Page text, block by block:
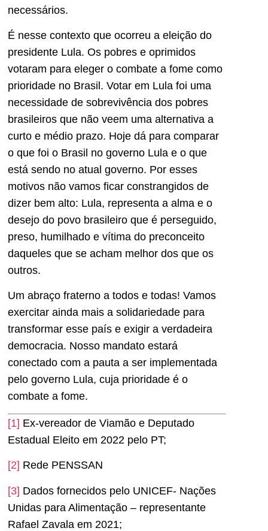
necessários.
É nesse contexto que ocorreu a eleição do
presidente Lula. Os pobres e oprimidos
votaram para eleger o combate a fome como
prioridade no Brasil. Votar em Lula foi uma
necessidade de sobrevivência dos pobres
brasileiros que não veem uma alternativa a
curto e médio prazo. Hoje dá para comparar
o que foi o Brasil no governo Lula e o que
está sendo no atual governo. Por esses
motivos não vamos ficar constrangidos de
dizer bem alto: Lula, representa a alma e o
desejo do povo brasileiro que é perseguido,
preso, humilhado e vítima do preconceito
daqueles que se acham melhor dos que os
outros.
Um abraço fraterno a todos e todas! Vamos
exercitar ainda mais a solidariedade para
transformar esse país e exigir a verdadeira
democracia. Nosso mandato estará
conectado com a pauta a ser implementada
pelo governo Lula, cuja prioridade é o
combate a fome.
[1] Ex-vereador de Viamão e Deputado
Estadual Eleito em 2022 pelo PT;
[2] Rede PENSSAN
[3] Dados fornecidos pelo UNICEF- Nações
Unidas para Alimentação – representante
Rafael Zavala em 2021;